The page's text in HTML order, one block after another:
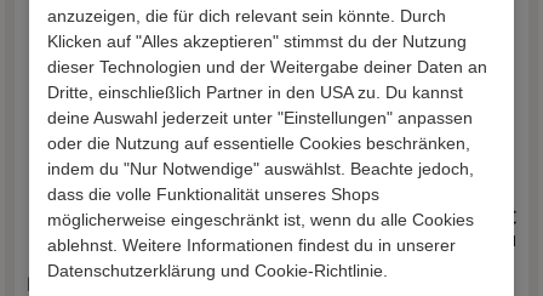
anzuzeigen, die für dich relevant sein könnte. Durch
Klicken auf "Alles akzeptieren" stimmst du der Nutzung
dieser Technologien und der Weitergabe deiner Daten an
Dritte, einschließlich Partner in den USA zu. Du kannst
deine Auswahl jederzeit unter "Einstellungen" anpassen
oder die Nutzung auf essentielle Cookies beschränken,
indem du "Nur Notwendige" auswählst. Beachte jedoch,
dass die volle Funktionalität unseres Shops
möglicherweise eingeschränkt ist, wenn du alle Cookies
ablehnst. Weitere Informationen findest du in unserer
Datenschutzerklärung und Cookie-Richtlinie.
489,00 €
inkl. Versand
Kaltschaum Matratze
639,00 €
inkl. Versand